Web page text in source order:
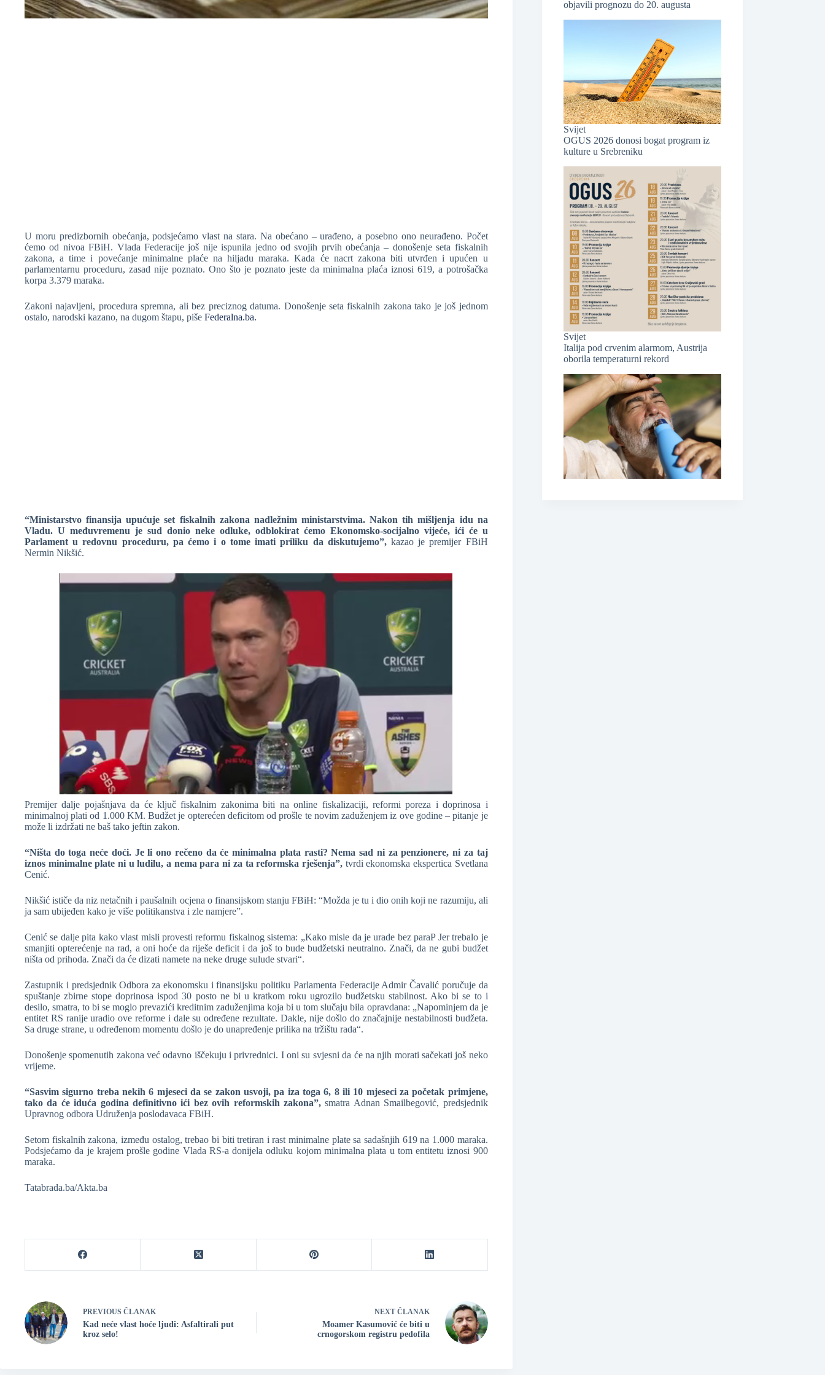
U moru predizbornih obećanja, podsjećamo vlast na stara. Na obećano – urađeno, a posebno ono neurađeno. Počet
ćemo od nivoa FBiH. Vlada Federacije još nije ispunila jedno od svojih prvih obećanja – donošenje seta fiskalnih
zakona, a time i povećanje minimalne plaće na hiljadu maraka. Kada će nacrt zakona biti utvrđen i upućen u
parlamentarnu proceduru, zasad nije poznato. Ono što je poznato jeste da minimalna plaća iznosi 619, a potrošačka
korpa 3.379 maraka.
Zakoni najavljeni, procedura spremna, ali bez preciznog datuma. Donošenje seta fiskalnih zakona tako je još jednom
ostalo, narodski kazano, na dugom štapu, piše Federalna.ba.
“Ministarstvo finansija upućuje set fiskalnih zakona nadležnim ministarstvima. Nakon tih mišljenja idu na
Vladu. U međuvremenu je sud donio neke odluke, odblokirat ćemo Ekonomsko-socijalno vijeće, ići će u
Parlament u redovnu proceduru, pa ćemo i o tome imati priliku da diskutujemo”,kazao je premijer FBiH
Nermin Nikšić.
Premijer dalje pojašnjava da će ključ fiskalnim zakonima biti na online fiskalizaciji, reformi poreza i doprinosa i
minimalnoj plati od 1.000 KM. Budžet je opterećen deficitom od prošle te novim zaduženjem iz ove godine – pitanje je
može li izdržati ne baš tako jeftin zakon.
“Ništa do toga neće doći. Je li ono rečeno da će minimalna plata rasti? Nema sad ni za penzionere, ni za taj
iznos minimalne plate ni u ludilu, a nema para ni za ta reformska rješenja”,tvrdi ekonomska ekspertica Svetlana
Cenić.
Nikšić ističe da niz netačnih i paušalnih ocjena o finansijskom stanju FBiH: “Možda je tu i dio onih koji ne razumiju, ali
ja sam ubijeđen kako je više politikanstva i zle namjere”.
Cenić se dalje pita kako vlast misli provesti reformu fiskalnog sistema: „Kako misle da je urade bez paraP Jer trebalo je
smanjiti opterećenje na rad, a oni hoće da riješe deficit i da još to bude budžetski neutralno. Znači, da ne gubi budžet
ništa od prihoda. Znači da će dizati namete na neke druge sulude stvari“.
Zastupnik i predsjednik Odbora za ekonomsku i finansijsku politiku Parlamenta Federacije Admir Čavalić poručuje da
spuštanje zbirne stope doprinosa ispod 30 posto ne bi u kratkom roku ugrozilo budžetsku stabilnost. Ako bi se to i
desilo, smatra, to bi se moglo prevazići kreditnim zaduženjima koja bi u tom slučaju bila opravdana: „Napominjem da je
entitet RS ranije uradio ove reforme i dale su određene rezultate. Dakle, nije došlo do značajnije nestabilnosti budžeta.
Sa druge strane, u određenom momentu došlo je do unapređenje prilika na tržištu rada“.
Donošenje spomenutih zakona već odavno iščekuju i privrednici. I oni su svjesni da će na njih morati sačekati još neko
vrijeme.
“Sasvim sigurno treba nekih 6 mjeseci da se zakon usvoji, pa iza toga 6, 8 ili 10 mjeseci za početak primjene,
tako da će iduća godina definitivno ići bez ovih reformskih zakona”, smatra Adnan Smailbegović, predsjednik
Upravnog odbora Udruženja poslodavaca FBiH.
Setom fiskalnih zakona, između ostalog, trebao bi biti tretiran i rast minimalne plate sa sadašnjih 619 na 1.000 maraka.
Podsjećamo da je krajem prošle godine Vlada RS-a donijela odluku kojom minimalna plata u tom entitetu iznosi 900
maraka.
Tatabrada.ba/Akta.ba
PREVIOUS ČLANAK
Kad neće vlast hoće ljudi: Asfaltirali put
kroz selo!
NEXT ČLANAK
Moamer Kasumović će biti u
crnogorskom registru pedofila
objavili prognozu do 20. augusta
Svijet
OGUS 2026 donosi bogat program iz
kulture u Srebreniku
Svijet
Italija pod crvenim alarmom, Austrija
oborila temperaturni rekord
❆